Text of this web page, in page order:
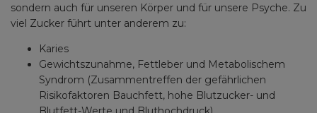
sondern auch für unseren Körper und für unsere Psyche. Zu
viel Zucker führt unter anderem zu:
Karies
Gewichtszunahme, Fettleber und Metabolischem
Syndrom (Zusammentreffen der gefährlichen
Risikofaktoren Bauchfett, hohe Blutzucker- und